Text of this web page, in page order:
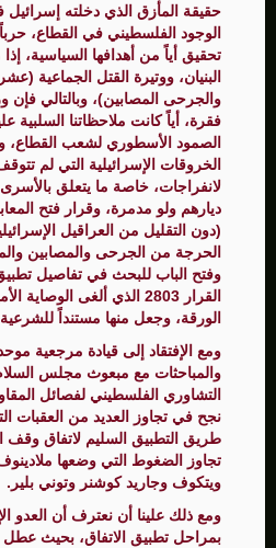
حقيقة المأزق الذي دخلته
الوجود الفلسطيني في القطاع،
تحقيق أياً من أهدافها السياسية،
البنيان، ووتيرة القتل الجماعية
فقرة، أياً كانت ملاحظاتنا السلبية
الصمود الأسطوري لشعب
الخروقات الإسرائيلية التي لم
لانفراجات، خاصة ما يتعلق
ديارهم ولو مدمرة، وقرار فتح
(دون التقليل من العراقيل
الحرجة من الجرحى والمصابين
وفتح الباب للبحث في تفاصيل
القرار 2803 الذي ألغى
الورقة، وجعل منها مستنداً للشرعية
ومع الإفتقاد إلى قيادة مرجعية
والمباحثات مع مبعوث مجلس السلام
التشاوري الفلسطيني لفصائل
نجح في تجاوز العديد من العقبات
طريق التطبيق السليم لاتفاق وقف
تجاوز الضغوط التي وضعها
ويتكوف وجاريد كوشنر وتوني بلير.
ومع ذلك علينا أن نعترف أن العدو
بمراحل تطبيق الاتفاق، بحيث